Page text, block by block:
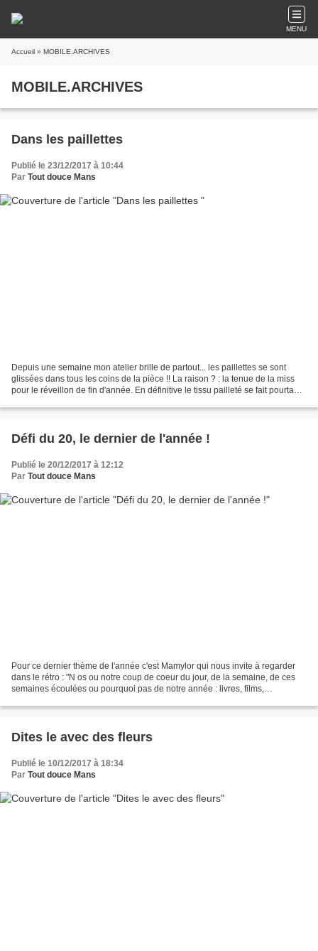
MENU
Accueil » MOBILE.ARCHIVES
MOBILE.ARCHIVES
Dans les paillettes
Publié le 23/12/2017 à 10:44
Par Tout douce Mans
Depuis une semaine mon atelier brille de partout... les paillettes se sont
glissées dans tous les coins de la pièce !! La raison ? : la tenue de la miss
pour le réveillon de fin d'année. En définitive le tissu pailleté se fait pourtant
Défi du 20, le dernier de l'année !
Publié le 20/12/2017 à 12:12
Par Tout douce Mans
Pour ce dernier thème de l'année c'est Mamylor qui nous invite à regarder
dans le rétro : "N os ou notre coup de coeur du jour, de la semaine, de ces
semaines écoulées ou pourquoi pas de notre année : livres, films,
Dites le avec des fleurs
Publié le 10/12/2017 à 18:34
Par Tout douce Mans